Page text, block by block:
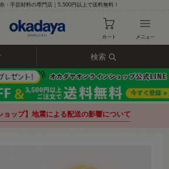
・手芸材料の専門店｜5,500円以上で送料無料！
検索
ョップ】地震による配送の影響について